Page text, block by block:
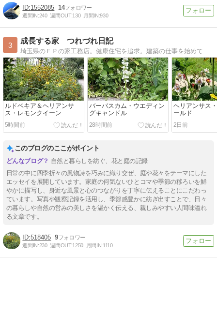
1552085 14
週間IN:240 週間OUT:130 月間IN:930
3
成長する家 つれづれ日記
ルドベキア＆ヘリアンサ
ス・レモンクイーン
5時間前
バーバスカム・ウエディン
グキャンドル
28時間前
ヘリアンサス
ールド
2日前
このブログのここがポイント
自然と暮らしを紡ぐ、花と庭の記録
日常の中に四季折々の風物詩を巧みに織り交ぜ、庭や花々をテーマにした
エッセイを展開しています。家庭の何気ないひとコマや季節の移ろいを鮮
やかに描写し、身近な風景と心のつながりを丁寧に伝えることにこだわっ
ています。写真や観察記録を活用し、季節感豊かに紡ぎ出すことで、日々
の暮らしや自然の営みの美しさを温かく伝える、親しみやすい人間味溢れ
る文章です。
518405 9
週間IN:230 週間OUT:1250 月間IN:1110